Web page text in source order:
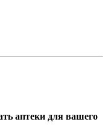
аптеки для вашего